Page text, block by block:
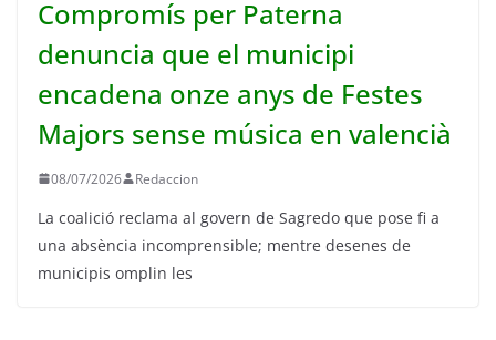
Compromís per Paterna
denuncia que el municipi
encadena onze anys de Festes
Majors sense música en valencià
08/07/2026 Redaccion
La coalició reclama al govern de Sagredo que pose fi a
una absència incomprensible; mentre desenes de
municipis omplin les